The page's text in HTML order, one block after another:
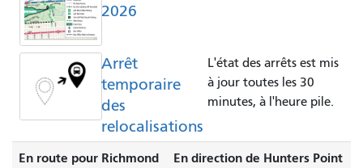
2026
Arrêt
temporaire
des
relocalisations
L'état des arrêts est mis
à jour toutes les 30
minutes, à l'heure pile.
En route pour Richmond En direction de Hunters Point